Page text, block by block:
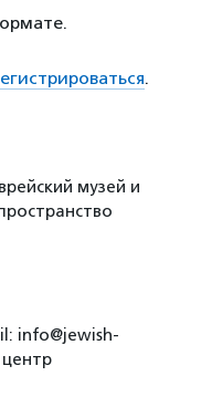
.
музей и
info@jewish-
центр